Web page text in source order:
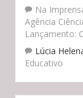
Na
Agência
Lançamento:
Lúcia
Educativo